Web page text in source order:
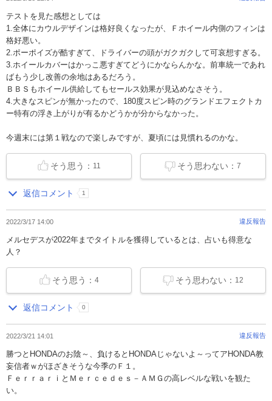
テストを見た感想としては
1.全体にカウルデザインは格好良くなったが、Ｆホイール内側のフィンは
格好悪い。
2.ポーポイズが酷すぎて、ドライバーの頭がガクガクして可哀想すぎる。
3.ホイールカバーはかっこ悪すぎてどうにかならんかな。前車統一であれ
ばもう少し改善の余地はあるだろう。
ＢＢＳもホイール供給してもセールス効果が見込めなさそう。
4.大きなスピンが無かったので、180度スピン時のグランドエフェクトカ
ー特有の浮き上がりが有るかどうかが分からなかった。
今週末には第１戦なので楽しみですが、夏頃には見慣れるのかな。
そう思わない：7
そう思う： 11
返信コメント 1
2022/3/17 14:00 違反報告
メルセデスが2022年までタイトルを獲得しているとは、占いも得意な
人？
そう思わない： 12
そう思う： 4
返信コメント 0
2022/3/21 14:01 違反報告
勝つとHONDAのお陰～、負けるとHONDAじゃないよ～ってアHONDA教
妄信者ｗがほざきそうな今季のＦ１。
ＦｅｒｒａｒｉとＭｅｒｃｅｄｅｓ－ＡＭＧの高レベルな戦いを観た
い。